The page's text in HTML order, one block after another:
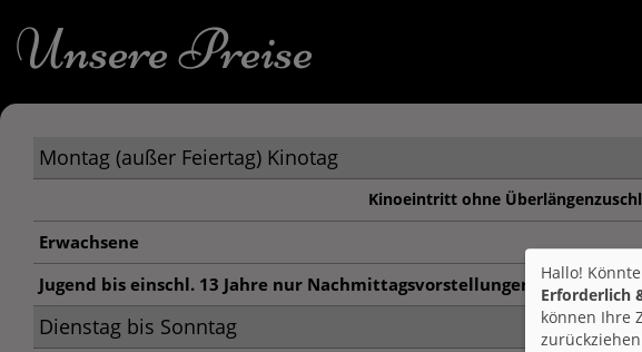
Unsere Preise
Montag (außer Feiertag) Kinotag
Kinoeintritt ohne
Erwachsene
Jugend bis einschl. 13 Jahre nur Nachmittagsvorstellungen
Dienstag bis Sonntag
Hallo!
Erforderlich
können Ihre